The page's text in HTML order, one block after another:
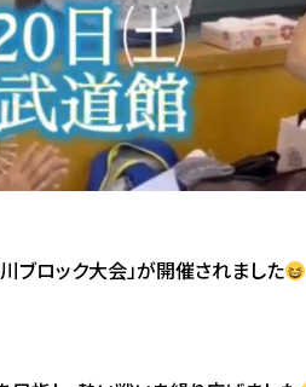
ブロック大会」が開催されました